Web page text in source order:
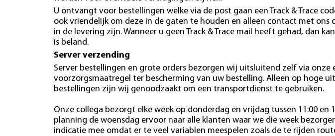
U ontvangt voor bestellingen welke via de post gaan een Track & Trace
ook vriendelijk om deze in de gaten te houden en alleen contact met ons
in de levering zijn. Wanneer u geen Track & Trace mail heeft gehad, dan
is beland.
Server verzending
Server bestellingen en grote orders bezorgen wij uitsluitend zelf via onze
voorzorgsmaatregel ter bescherming van uw bestelling. Alleen op hoge
bestellingen zijn wij genoodzaakt om een transportdienst te gebruiken.
Onze collega bezorgt elke week op donderdag en vrijdag tussen 11:00 en
planning de woensdag ervoor naar alle klanten waar we die week
indicatie mee omdat er te veel variablen meespelen zoals de te rijden